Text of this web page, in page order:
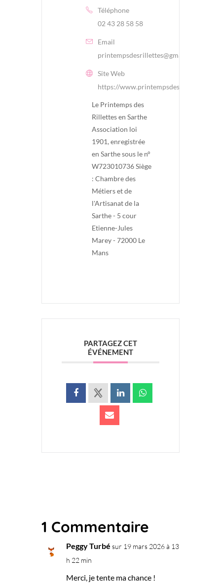
Téléphone
02 43 28 58 58
Email
printempsdesrillettes@gmail.com
Site Web
https://www.printempsdesrillettes.fr/
Le Printemps des
Rillettes en Sarthe
Association loi
1901, enregistrée
en Sarthe sous le n°
W723010736 Siège
: Chambre des
Métiers et de
l'Artisanat de la
Sarthe - 5 cour
Etienne-Jules
Marey - 72000 Le
Mans
PARTAGEZ CET
ÉVÉNEMENT
1 Commentaire
Peggy Turbé sur 19 mars 2026 à 13
h 22 min
Merci, je tente ma chance !